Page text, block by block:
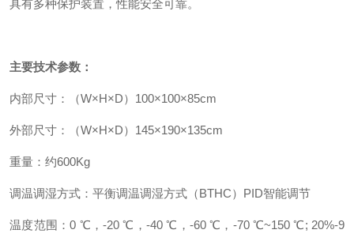
具有多种保护装置，性能安全可靠。
主要技术参数：
内部尺寸：（W×H×D）100×100×85cm
外部尺寸：（W×H×D）145×190×135cm
重量：约600Kg
调温调湿方式：平衡调温调湿方式（BTHC）PID智能调节
温度范围：0 ℃，-20 ℃，-40 ℃，-60 ℃，-70 ℃~150 ℃; 20%-9